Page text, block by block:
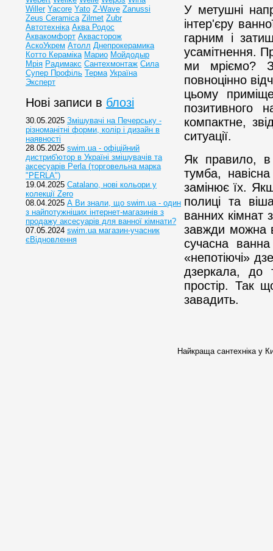
У метушні
інтер'єру
гарним і
усамітнення.
ми мріємо?
повноцінно
цьому
позитивного
компактне,
ситуації.
Як правило, в
тумба,
замінює їх.
полиці та
ванних кімнат
завжди можна
сучасна
«непотіючі»
дзеркала, до
простір. Так
завадить.
Willer Yacore Yato Z-Wave Zanussi
Zeus Ceramica Zilmet Zubr
Автотехніка Аква Родос
Аквакомфорт Аквасторож
АскоУкрем Атолл Днепрокерамика
Котто Кераміка Марио Мойдодыр
Мрія Радимакс Сантехмонтаж Сила
Супер Профіль Терма Україна
Эксперт
Нові записи в блозі
30.05.2025 Змішувачі на Печерську -
різноманітні форми, колір і дизайн в
наявності
28.05.2025 swim.ua - офіційний
дистриб'ютор в Україні змішувачів та
аксесуарів Perla (торговельна марка
"PERLA")
19.04.2025 Catalano, нові кольори у
колекції Zero
08.04.2025 А Ви знали, що swim.ua - один
з найпотужніших інтернет-магазинів з
продажу аксесуарів для ванної кімнати?
07.05.2024 swim.ua магазин-учасник
єВідновлення
Найкраща сантехніка у